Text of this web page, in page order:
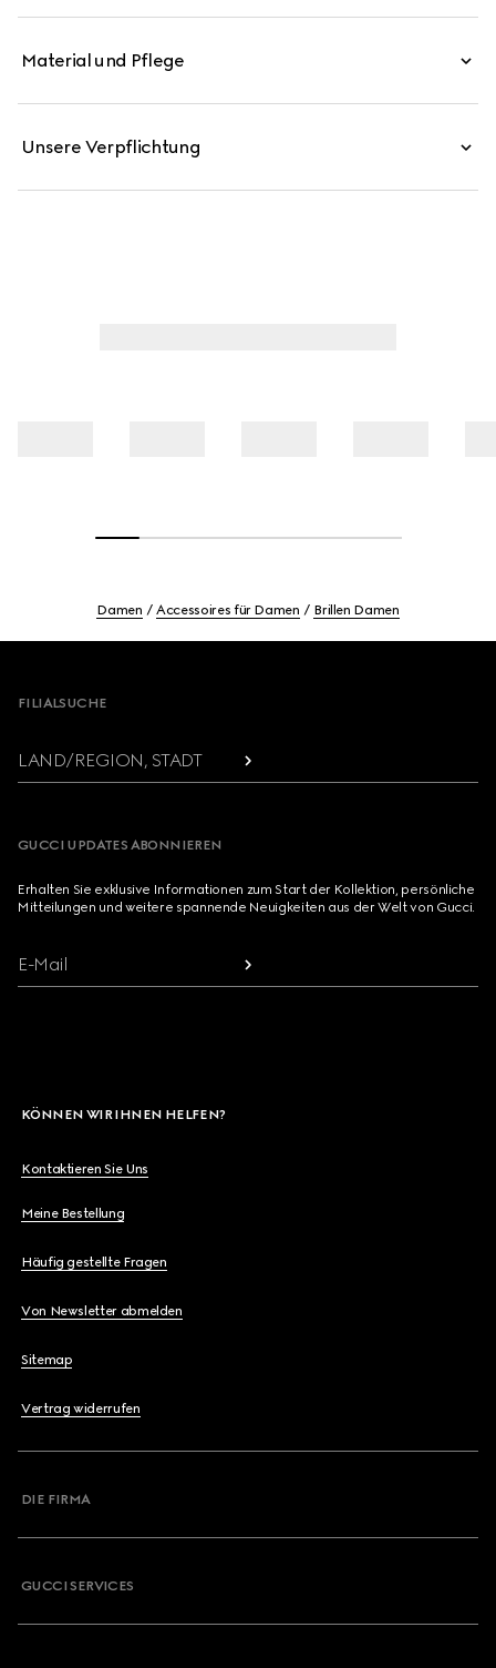
Material und Pflege
Unsere Verpflichtung
Damen Accessoires für Damen Brillen Damen
FILIALSUCHE
LAND/REGION, STADT
GUCCI UPDATES ABONNIEREN
Erhalten Sie exklusive Informationen zum Start der Kollektion, persönliche
Mitteilungen und weitere spannende Neuigkeiten aus der Welt von Gucci.
E-Mail
KÖNNEN WIR IHNEN HELFEN?
Kontaktieren Sie Uns
Meine Bestellung
Häufig gestellte Fragen
Von Newsletter abmelden
Sitemap
Vertrag widerrufen
DIE FIRMA
GUCCI SERVICES